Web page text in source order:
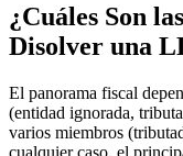
¿Cuáles Son
Disolver una
El panorama fiscal
(entidad ignorada,
varios miembros
cualquier caso, el